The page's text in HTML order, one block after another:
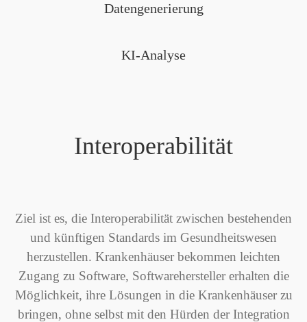
Datengenerierung
KI-Analyse
Interoperabilität
Ziel ist es, die Interoperabilität zwischen bestehenden
und künftigen Standards im Gesundheitswesen
herzustellen. Krankenhäuser bekommen leichten
Zugang zu Software, Softwarehersteller erhalten die
Möglichkeit, ihre Lösungen in die Krankenhäuser zu
bringen, ohne selbst mit den Hürden der Integration